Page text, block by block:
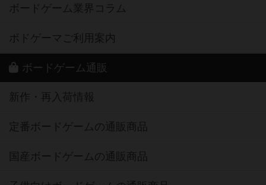
ボードゲーム業界コラム
ボドゲーマご利用案内
ボードゲーム通販
新作・再入荷情報
定番ボードゲームの通販商品
国産ボードゲームの通販商品